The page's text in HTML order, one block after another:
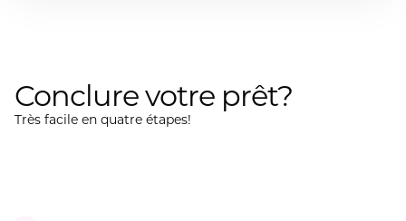
Conclure votre prêt?
Très facile en quatre étapes!